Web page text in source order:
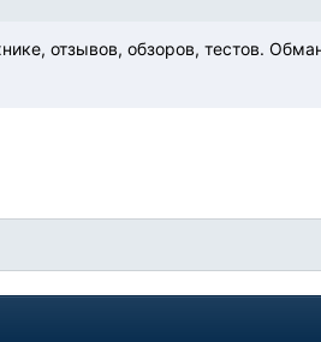
отзывов, обзоров, тестов.